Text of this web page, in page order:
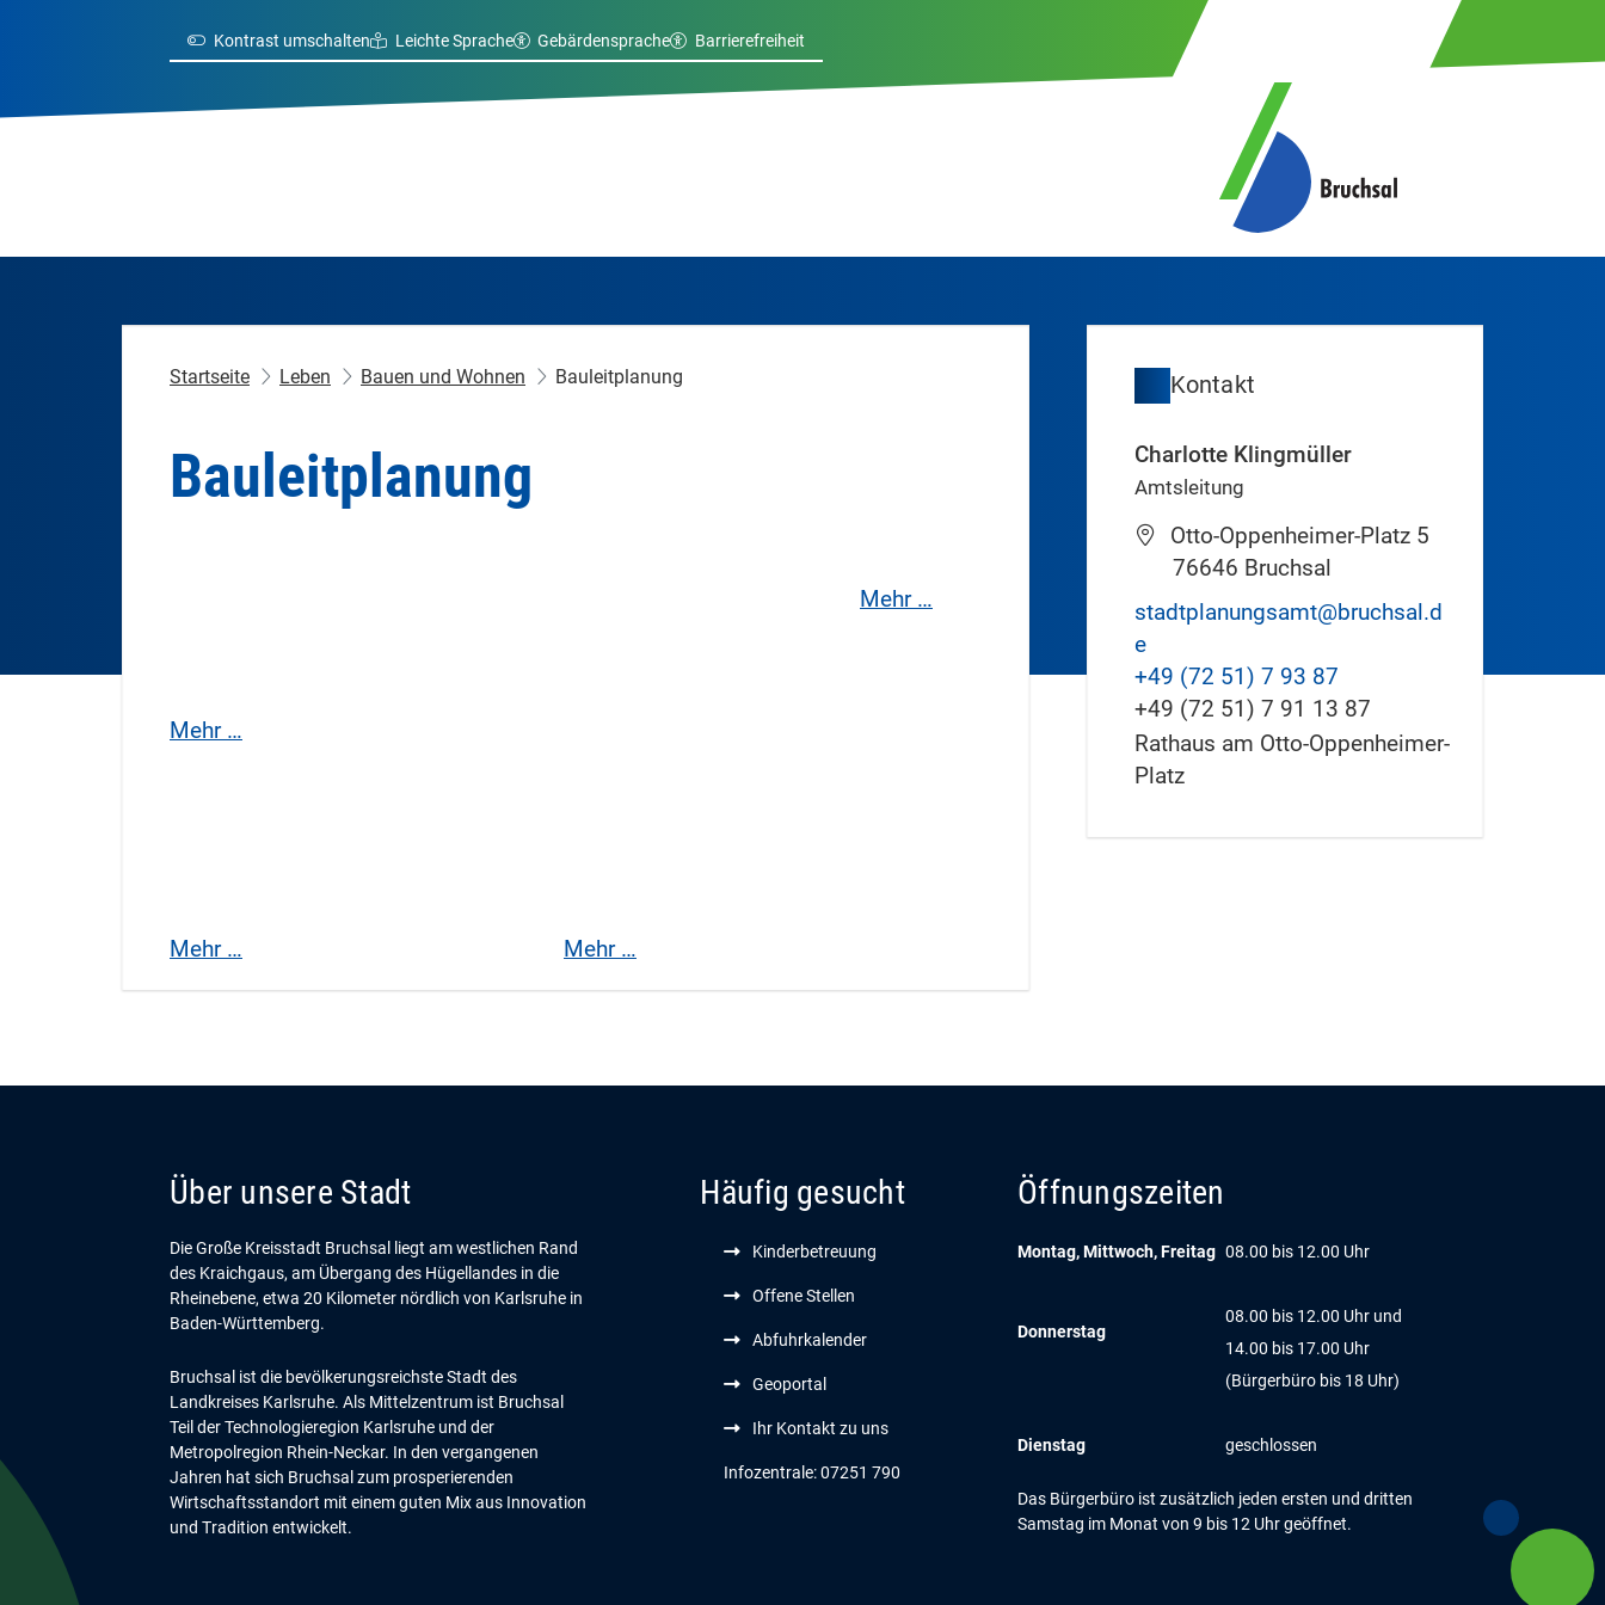
Kontrast umschalten Leichte Sprache Gebärdensprache Barrierefreiheit
Startseite Leben Bauen und Wohnen Bauleitplanung
Bauleitplanung
Mehr …
Mehr …
Mehr … Mehr …
Kontakt
Charlotte Klingmüller
Amtsleitung
Otto-Oppenheimer-Platz 5
76646 Bruchsal
stadtplanungsamt@bruchsal.d
e
+49 (72 51) 7 93 87
+49 (72 51) 7 91 13 87
Rathaus am Otto-Oppenheimer-
Platz
Über unsere Stadt
Die Große Kreisstadt Bruchsal liegt am westlichen Rand
des Kraichgaus, am Übergang des Hügellandes in die
Rheinebene, etwa 20 Kilometer nördlich von Karlsruhe in
Baden-Württemberg.
Bruchsal ist die bevölkerungsreichste Stadt des
Landkreises Karlsruhe. Als Mittelzentrum ist Bruchsal
Teil der Technologieregion Karlsruhe und der
Metropolregion Rhein-Neckar. In den vergangenen
Jahren hat sich Bruchsal zum prosperierenden
Wirtschaftsstandort mit einem guten Mix aus Innovation
und Tradition entwickelt.
Häufig gesucht
Kinderbetreuung
Offene Stellen
Abfuhrkalender
Geoportal
Ihr Kontakt zu uns
Infozentrale: 07251 790
Öffnungszeiten
Montag, Mittwoch, Freitag 08.00 bis 12.00 Uhr
Donnerstag
08.00 bis 12.00 Uhr und
14.00 bis 17.00 Uhr
(Bürgerbüro bis 18 Uhr)
Dienstag geschlossen
Das Bürgerbüro ist zusätzlich jeden ersten und dritten
Samstag im Monat von 9 bis 12 Uhr geöffnet.